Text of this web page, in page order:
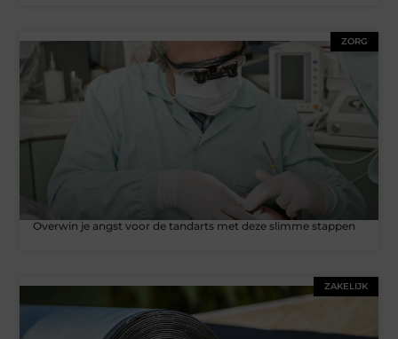
ZORG
Overwin je angst voor de tandarts met deze slimme stappen
ZAKELIJK